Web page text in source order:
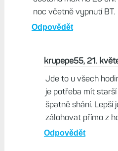
noc včetně vypnutí BT.
Odpovědět
krupepe55, 21.
Jde to u všech
je potřeba mít
špatně shání. Lepší
zálohovat přímo z
Odpovědět